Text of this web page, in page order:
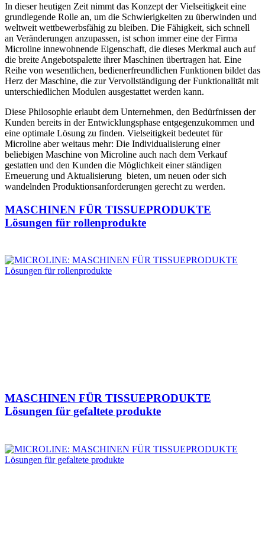
In dieser heutigen Zeit nimmt das Konzept der Vielseitigkeit eine
grundlegende Rolle an, um die Schwierigkeiten zu überwinden und
weltweit wettbewerbsfähig zu bleiben. Die Fähigkeit, sich schnell
an Veränderungen anzupassen, ist schon immer eine der Firma
Microline innewohnende Eigenschaft, die dieses Merkmal auch auf
die breite Angebotspalette ihrer Maschinen übertragen hat. Eine
Reihe von wesentlichen, bedienerfreundlichen Funktionen bildet das
Herz der Maschine, die zur Vervollständigung der Funktionalität mit
unterschiedlichen Modulen ausgestattet werden kann.
Diese Philosophie erlaubt dem Unternehmen, den Bedürfnissen der
Kunden bereits in der Entwicklungsphase entgegenzukommen und
eine optimale Lösung zu finden. Vielseitigkeit bedeutet für
Microline aber weitaus mehr: Die Individualisierung einer
beliebigen Maschine von Microline auch nach dem Verkauf
gestatten und den Kunden die Möglichkeit einer ständigen
Erneuerung und Aktualisierung bieten, um neuen oder sich
wandelnden Produktionsanforderungen gerecht zu werden.
MASCHINEN FÜR TISSUEPRODUKTE
Lösungen für rollenprodukte
MASCHINEN FÜR TISSUEPRODUKTE
Lösungen für gefaltete produkte